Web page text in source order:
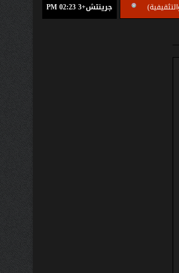
الامانة العامة للمكتبة المركزية بجامعة القادسية
جرينتش+3 02:23 PM